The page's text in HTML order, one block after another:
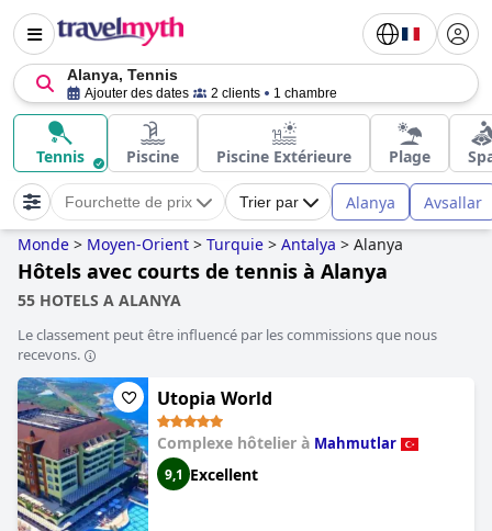
Alanya, Tennis
Ajouter des dates 2 clients 1 chambre
Tennis Piscine Piscine Extérieure Plage
Fourchette de prix Trier par Alanya Avsallar
Monde > Moyen-Orient > Turquie > Antalya > Alanya
Hôtels avec courts de tennis à Alanya
55 HOTELS A ALANYA
Le classement peut être influencé par les commissions que nous
recevons.
Utopia World
Complexe hôtelier à Mahmutlar
9,1 Excellent